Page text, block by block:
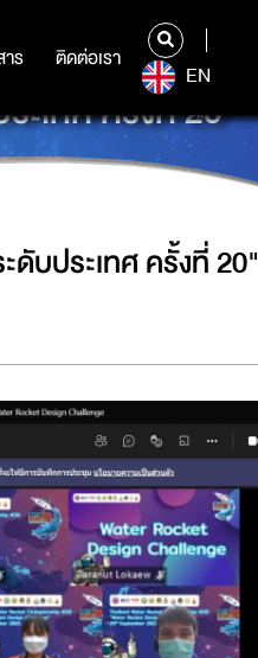
าร ติดต่อเรา
ร ติดต่อเรา
EN
ะเทศ ครั้งที่ 20"
บประเทศ ครั้งที่ 20"